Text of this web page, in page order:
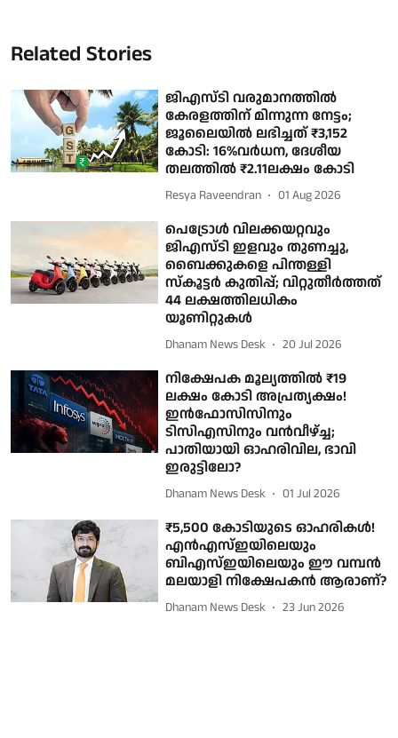
Related Stories
ജിഎസ്ടി വരുമാനത്തില്‍
കേരളത്തിന് മിന്നുന്ന നേട്ടം;
ജൂലൈയില്‍ ലഭിച്ചത് ₹3,152
കോടി: 16%വര്‍ധന, ദേശീയ
തലത്തില്‍ ₹2.11ലക്ഷം കോടി
Resya Raveendran 01 Aug 2026
പെട്രോള്‍ വിലക്കയറ്റവും
ജിഎസ്ടി ഇളവും തുണച്ചു,
ബൈക്കുകളെ പിന്തള്ളി
സ്‌കൂട്ടര്‍ കുതിപ്പ്; വിറ്റുതീര്‍ത്തത്
44 ലക്ഷത്തിലധികം
യൂണിറ്റുകള്‍
Dhanam News Desk 20 Jul 2026
നിക്ഷേപക മൂല്യത്തില്‍ ₹19
ലക്ഷം കോടി അപ്രത്യക്ഷം!
ഇന്‍ഫോസിസിനും
ടിസിഎസിനും വന്‍വീഴ്ച്ച;
പാതിയായി ഓഹരിവില, ഭാവി
ഇരുട്ടിലോ?
Dhanam News Desk 01 Jul 2026
₹5,500 കോടിയുടെ ഓഹരികൾ!
എൻഎസ്ഇയിലെയും
ബിഎസ്ഇയിലെയും ഈ വമ്പൻ
മലയാളി നിക്ഷേപകൻ ആരാണ്?
Dhanam News Desk 23 Jun 2026